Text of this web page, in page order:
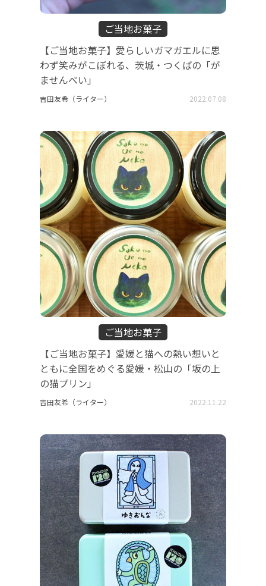
ご当地お菓子
【ご当地お菓子】愛らしいガマガエルに思
わず笑みがこぼれる、茨城・つくばの「が
ませんべい」
吉田友希（ライター） 2022.07.08
ご当地お菓子
【ご当地お菓子】愛媛と猫への熱い想いと
ともに全国をめぐる愛媛・松山の「坂の上
の猫プリン」
吉田友希（ライター） 2022.11.22